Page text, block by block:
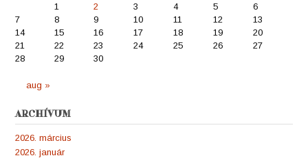
1
2 3 4 5
6
7
8 9 10 11 12
13
14
15 16 17 18 19
20
21
22 23 24 25 26
27
28
29 30
aug »
ARCHÍVUM
2026. március
2026. január